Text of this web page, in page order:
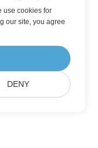
use cookies for
our site, you agree
DENY